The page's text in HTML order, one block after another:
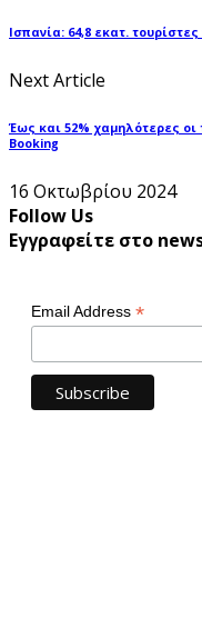
Ισπανία: 64,8 εκατ. τουρίστες
Next Article
Έως και 52% χαμηλότερες οι
Booking
16 Οκτωβρίου 2024
Follow Us
Εγγραφείτε στο
Email Address *